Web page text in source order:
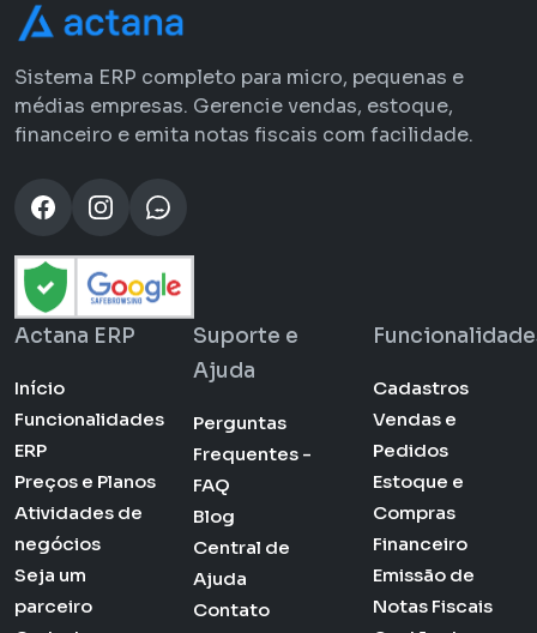
Sistema ERP completo para micro, pequenas e
médias empresas. Gerencie vendas, estoque,
financeiro e emita notas fiscais com facilidade.
Actana ERP
Início
Funcionalidades
ERP
Preços e Planos
Atividades de
negócios
Seja um
parceiro
Suporte e
Ajuda
Perguntas
Frequentes -
FAQ
Blog
Central de
Ajuda
Contato
Cadastros
Vendas e
Pedidos
Estoque e
Compras
Financeiro
Emissão de
Notas Fiscais